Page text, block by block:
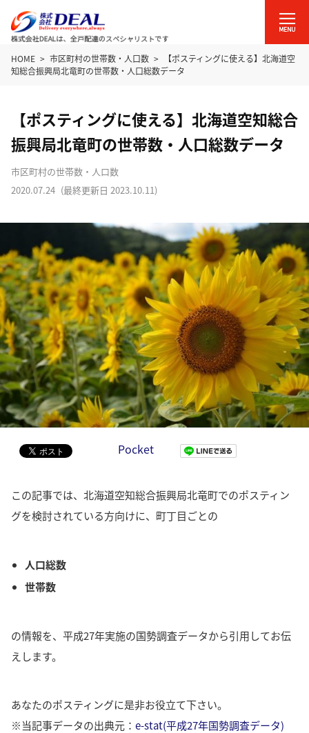
HOME 市区町村の世帯数・人口数
【ポスティングに使える】北海道空
知総合振興局北竜町の世帯数・人口総数データ
【ポスティングに使える】北海道空知総合
振興局北竜町の世帯数・人口総数データ
市区町村の世帯数・人口数
2020.07.24 (最終更新日 2023.10.11)
Pocket
この記事では、北海道空知総合振興局北竜町でのポスティン
グを検討されている方向けに、町丁目ごとの
人口総数
世帯数
の情報を、平成27年実施の国勢調査データから引用してお伝
えします。
あなたのポスティングに是非お役立て下さい。
※当記事データの出典元： e-stat(平成27年国勢調査データ)